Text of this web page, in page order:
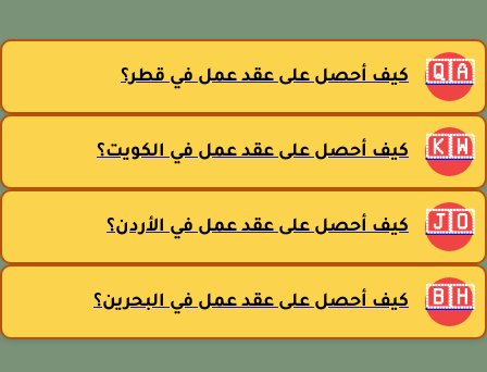
كيف أحصل على عقد عمل في قطر؟
كيف أحصل على عقد عمل في الكويت؟
كيف أحصل على عقد عمل في الأردن؟
كيف أحصل على عقد عمل في البحرين؟